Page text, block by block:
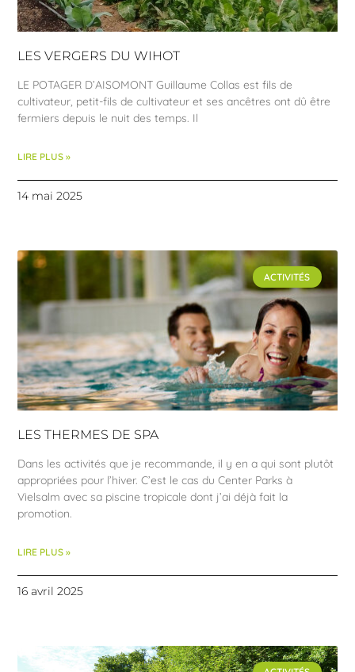
LES VERGERS DU WIHOT
LE POTAGER D’AISOMONT Guillaume Collas est fils de
cultivateur, petit-fils de cultivateur et ses ancêtres ont dû être
fermiers depuis le nuit des temps. Il
LIRE PLUS »
14 mai 2025
ACTIVITÉS
LES THERMES DE SPA
Dans les activités que je recommande, il y en a qui sont plutôt
appropriées pour l’hiver. C’est le cas du Center Parks à
Vielsalm avec sa piscine tropicale dont j’ai déjà fait la
promotion.
LIRE PLUS »
16 avril 2025